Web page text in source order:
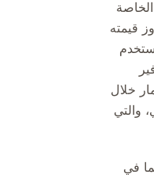
الخاصة
قيمته
خلال
والتي
في